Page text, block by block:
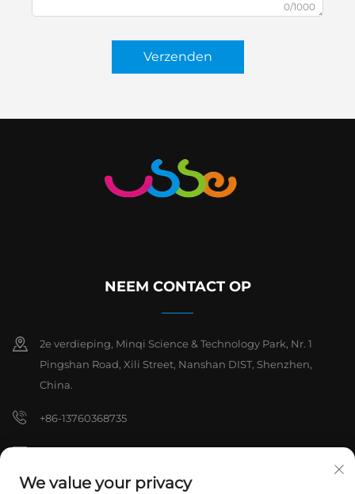
0/1000
Verzenden
NEEM CONTACT OP
2e verdieping, Minqi Science & Technology Park, Nr. 1
Pingshan Road, Xili Street, Nanshan DIST, Shenzhen,
China.
+86-13760368735
We value your privacy